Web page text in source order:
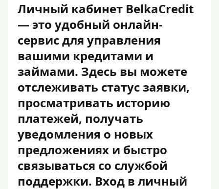
Личный кабинет BelkaCredit
— это удобный онлайн-
сервис для управления
вашими кредитами и
займами. Здесь вы можете
отслеживать статус заявки,
просматривать историю
платежей, получать
уведомления о новых
предложениях и быстро
связываться со службой
поддержки. Вход в личный